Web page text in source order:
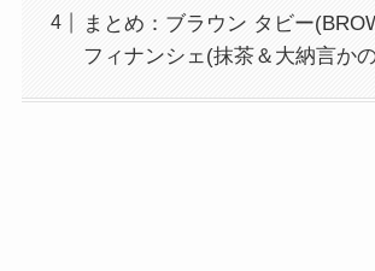
まとめ：ブラウン タビー
フィナンシェ(抹茶＆大納言か